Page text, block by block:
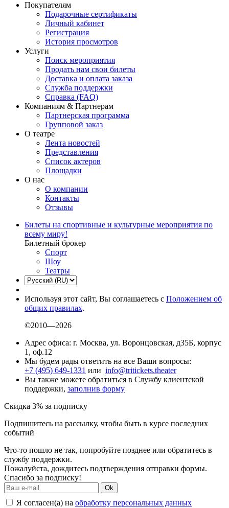
Покупателям
Подарочные сертификаты
Личный кабинет
Регистрация
История просмотров
Услуги
Поиск мероприятия
Продать нам свои билеты
Доставка и оплата заказа
Служба поддержки
Справка (FAQ)
Компаниям & Партнерам
Партнерская программа
Групповой заказ
О театре
Лента новостей
Представления
Список актеров
Площадки
О нас
О компании
Контакты
Отзывы
Билеты на спортивные и культурные мероприятия по
всему миру!
Билетный брокер
Спорт
Шоу
Театры
Используя этот сайт, Вы соглашаетесь с Положением об
общих правилах.
©2010—2026
Адрес офиса: г. Москва, ул. Воронцовская, д35Б, корпус
1, оф.12
Мы будем рады ответить на все Ваши вопросы:
+7 (495) 649-1331 или info@tritickets.theater
Вы также можете обратиться в Службу клиентской
поддержки, заполнив форму
Скидка 3% за подписку
Подпишитесь на рассылку, чтобы быть в курсе последних
событий
Что-то пошло не так, попробуйте позднее или обратитесь в
службу поддержки.
Пожалуйста, дождитесь подтверждения отправки формы.
Спасибо за подписку!
Ok
Я согласен(а) на обработку персональных данных